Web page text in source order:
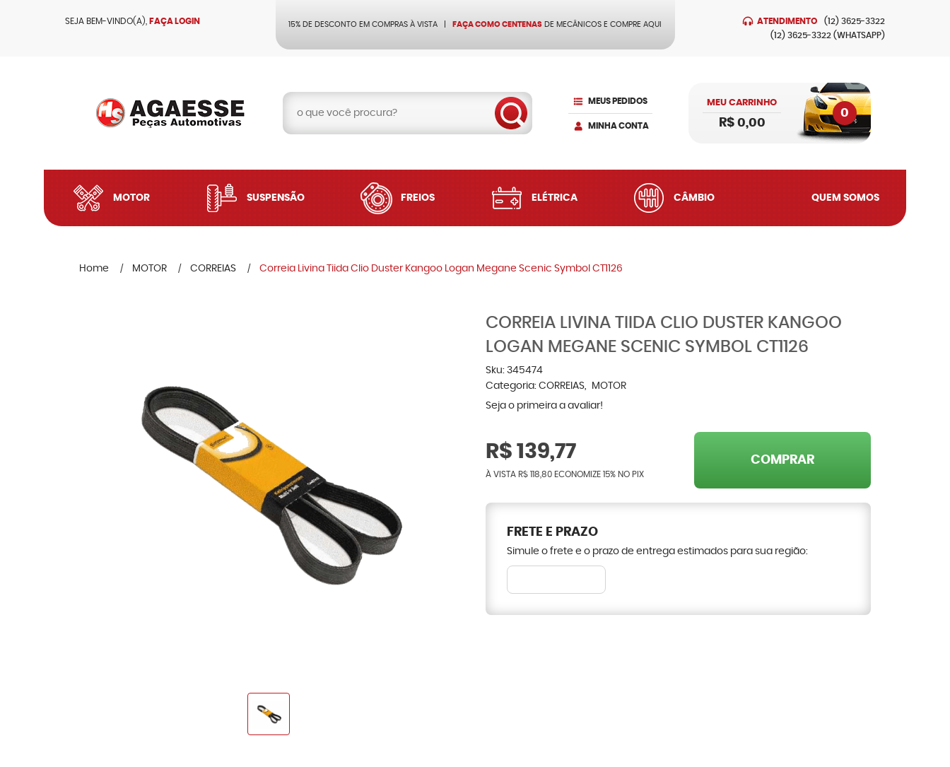
SEJA BEM-VINDO(A), FAÇA LOGIN 15% DE DESCONTO EM COMPRAS À VISTA FAÇA COMO CENTENAS DE MECÂNICOS E COMPRE AQUI ATENDIMENTO (12) 3625-3322
(12) 3625-3322 (WHATSAPP)
MEUS PEDIDOS
MINHA CONTA
MEU CARRINHO
0
R$ 0,00
MOTOR SUSPENSÃO FREIOS ELÉTRICA CÂMBIO QUEM SOMOS
Home MOTOR CORREIAS Correia Livina Tiida Clio Duster Kangoo Logan Megane Scenic Symbol CT1126
CORREIA LIVINA TIIDA CLIO DUSTER KANGOO
LOGAN MEGANE SCENIC SYMBOL CT1126
Sku: 345474
Categoria: CORREIAS
MOTOR
Seja o primeira a avaliar!
R$ 139,77
À VISTA R$ 118,80 ECONOMIZE 15% NO PIX
COMPRAR
FRETE E PRAZO
Simule o frete e o prazo de entrega estimados para sua região: